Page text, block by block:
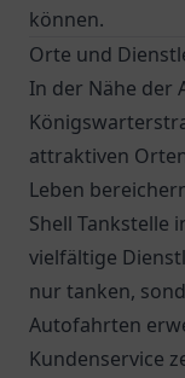
können.
Orte und
In der Nähe der
attraktiven
Leben
Shell Tankstelle
vielfältige
nur tanken,
Autofahrten
Kundenservice